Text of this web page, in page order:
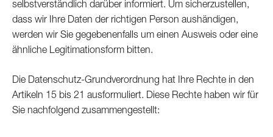
selbstverständlich darüber informiert. Um sicherzustellen,
dass wir Ihre Daten der richtigen Person aushändigen,
werden wir Sie gegebenenfalls um einen Ausweis oder eine
ähnliche Legitimationsform bitten.
Die Datenschutz-Grundverordnung hat Ihre Rechte in den
Artikeln 15 bis 21 ausformuliert. Diese Rechte haben wir für
Sie nachfolgend zusammengestellt: